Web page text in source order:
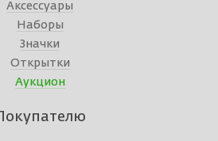
Аксессуары
Наборы
Значки
Открытки
Аукцион
Покупателю